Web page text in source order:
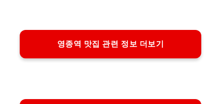
영종역 맛집 관련 정보 더보기